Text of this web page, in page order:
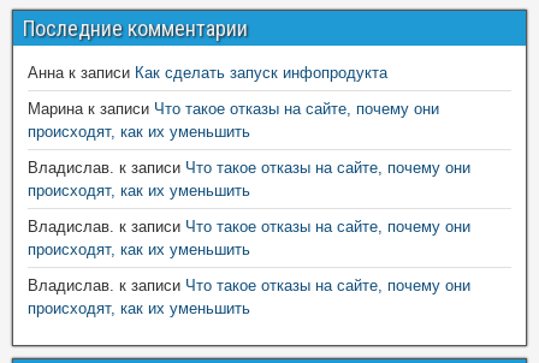
Последние комментарии
Аннак записи Как сделать запуск инфопродукта
Маринак записи Что такое отказы на сайте, почему они
происходят, как их уменьшить
Владислав. к записи Что такое отказы на сайте, почему они
происходят, как их уменьшить
Владислав. к записи Что такое отказы на сайте, почему они
происходят, как их уменьшить
Владислав. к записи Что такое отказы на сайте, почему они
происходят, как их уменьшить